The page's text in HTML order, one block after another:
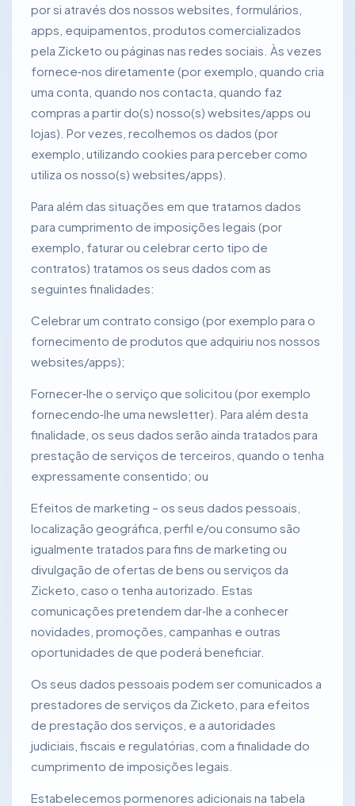
por si através dos nossos websites, formulários,
apps, equipamentos, produtos comercializados
pela Zicketo ou páginas nas redes sociais. Às vezes
fornece‑nos diretamente (por exemplo, quando cria
uma conta, quando nos contacta, quando faz
compras a partir do(s) nosso(s) websites/apps ou
lojas). Por vezes, recolhemos os dados (por
exemplo, utilizando cookies para perceber como
utiliza os nosso(s) websites/apps).
Para além das situações em que tratamos dados
para cumprimento de imposições legais (por
exemplo, faturar ou celebrar certo tipo de
contratos) tratamos os seus dados com as
seguintes finalidades:
Celebrar um contrato consigo (por exemplo para o
fornecimento de produtos que adquiriu nos nossos
websites/apps);
Fornecer‑lhe o serviço que solicitou (por exemplo
fornecendo‑lhe uma newsletter). Para além desta
finalidade, os seus dados serão ainda tratados para
prestação de serviços de terceiros, quando o tenha
expressamente consentido; ou
Efeitos de marketing – os seus dados pessoais,
localização geográfica, perfil e/ou consumo são
igualmente tratados para fins de marketing ou
divulgação de ofertas de bens ou serviços da
Zicketo, caso o tenha autorizado. Estas
comunicações pretendem dar‑lhe a conhecer
novidades, promoções, campanhas e outras
oportunidades de que poderá beneficiar.
Os seus dados pessoais podem ser comunicados a
prestadores de serviços da Zicketo, para efeitos
de prestação dos serviços, e a autoridades
judiciais, fiscais e regulatórias, com a finalidade do
cumprimento de imposições legais.
Estabelecemos pormenores adicionais na tabela